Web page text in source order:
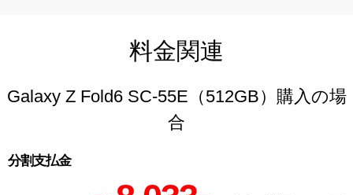
料金関連
Galaxy Z Fold6 SC-55E（512GB）購入の場
合
分割支払金